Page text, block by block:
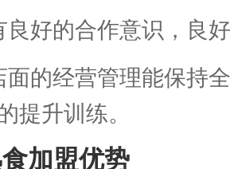
良好的合作意识，良
面的经营管理能保持
提升训练。
加盟优势